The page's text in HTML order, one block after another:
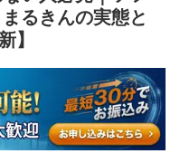
るきんの実態と
】